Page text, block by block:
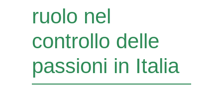
ruolo nel
controllo delle
passioni in Italia